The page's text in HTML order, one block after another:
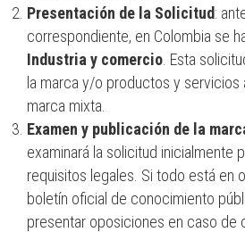
Presentación de la Solicitud:
correspondiente, en Colombia se
Industria y comercio. Esta
la marca y/o productos y
marca mixta.
Examen y publicación de la
examinará la solicitud inicialmente
requisitos legales. Si todo está en
boletín oficial de conocimiento
presentar oposiciones en caso de